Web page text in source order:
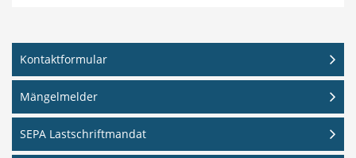
Kontaktformular
Mängelmelder
SEPA Lastschriftmandat